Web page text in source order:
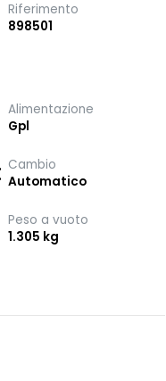
Riferimento
898501
Alimentazione
Gpl
Cambio
Automatico
Peso a vuoto
1.305 kg